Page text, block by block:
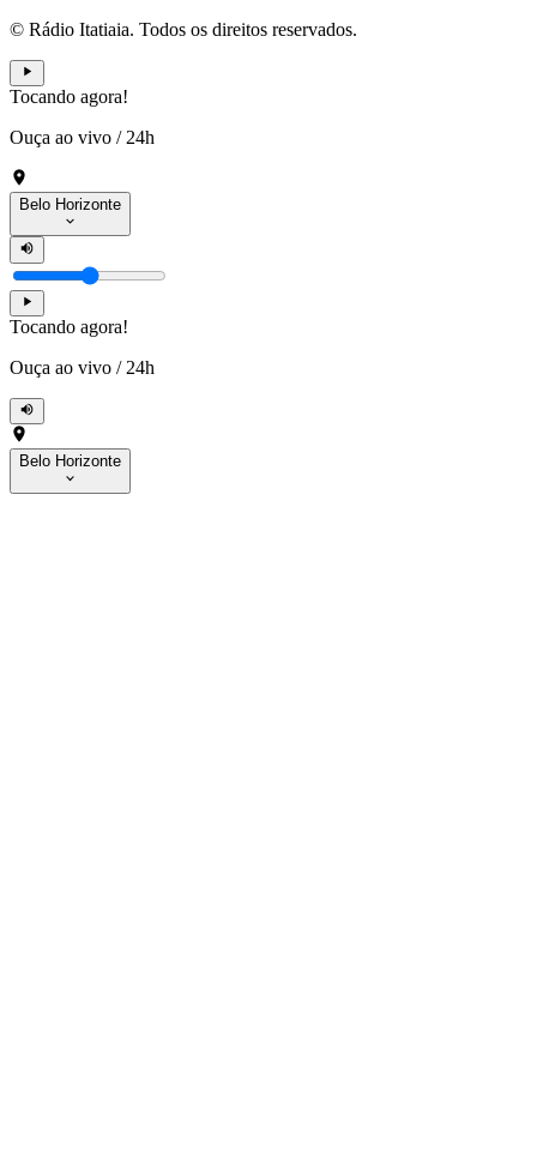
© Rádio Itatiaia. Todos os direitos reservados.
Tocando agora!
Ouça ao vivo / 24h
Belo Horizonte
Tocando agora!
Ouça ao vivo / 24h
Belo Horizonte